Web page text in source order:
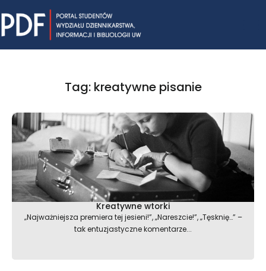
to
content
Tag: kreatywne pisanie
Kreatywne wtorki
„Najważniejsza premiera tej jesieni!”, „Nareszcie!”, „Tęsknię…” –
tak entuzjastyczne komentarze...